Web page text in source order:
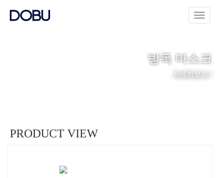
방독 마스크
자세히보기
PRODUCT VIEW